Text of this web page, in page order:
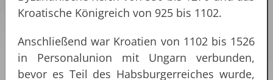
Kroatische Königreich von 925 bis 1102.
Anschließend war Kroatien von 1102 bis 1526
in Personalunion mit Ungarn verbunden,
bevor es Teil des Habsburgerreiches wurde,